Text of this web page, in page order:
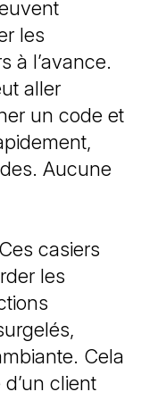
les
à l’avance.
aller
un code et
Aucune
casiers
les
Cela
client